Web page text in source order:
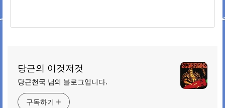
당근의 이것저것
당근천국 님의 블로그입니다.
구독하기